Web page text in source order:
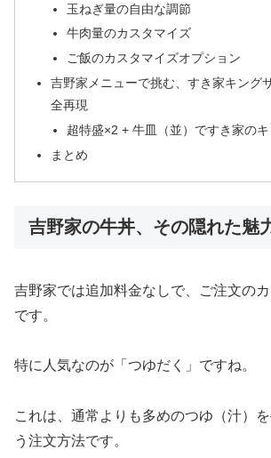
玉ねぎ量の自由な調節
牛肉量のカスタマイズ
ご飯のカスタマイズオプション
吉野家メニューで挑む、すき家キング
全再現
超特盛×2 + 牛皿（並）ですき家の
まとめ
吉野家の牛丼、その隠れた魅
吉野家では追加料金なしで、ご注文の
です。
特に人気なのが「つゆだく」ですね。
これは、通常よりも多めのつゆ（汁）
う注文方法です。